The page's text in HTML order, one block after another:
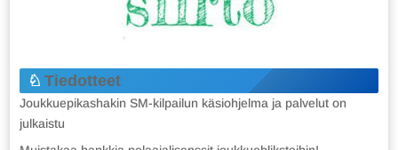
Tiedotteet
Joukkuepikashakin SM-kilpailun käsiohjelma ja palvelut on
julkaistu